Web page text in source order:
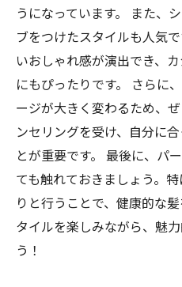
うになっています。 また、
ブをつけたスタイルも人気
いおしゃれ感が演出でき、
にもぴったりです。 さらに
ージが大きく変わるため、
ンセリングを受け、自分に
とが重要です。 最後に、パ
ても触れておきましょう。
りと行うことで、健康的な
タイルを楽しみながら、魅
う！